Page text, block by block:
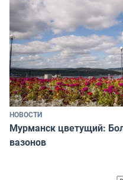
НОВОСТИ
Мурманск цветущий:
вазонов